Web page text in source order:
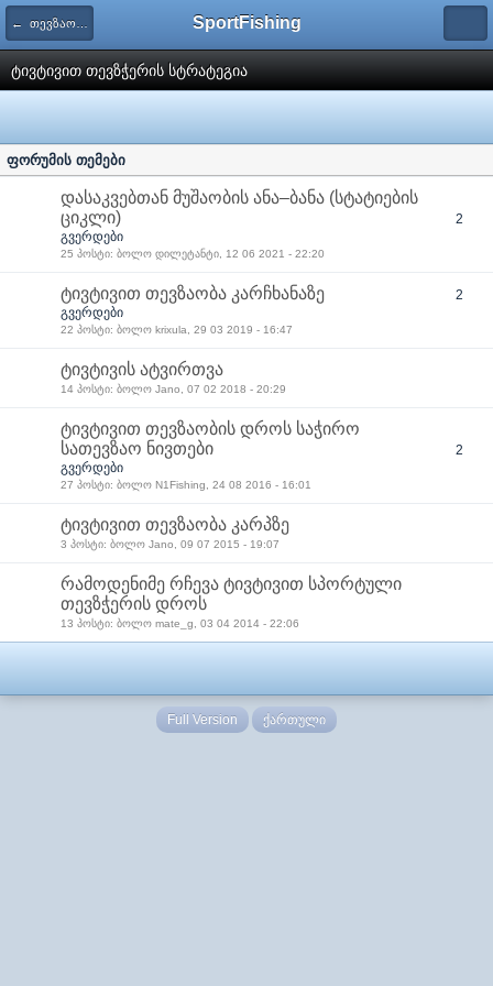
← თევზაობა ტივტივით Float Fishing SportFishing
ტივტივით თევზჭერის სტრატეგია
ფორუმის თემები
დასაკვებთან მუშაობის ანა–ბანა (სტატიების
ციკლი)
2
გვერდები
25 პოსტი: ბოლო დილეტანტი, 12 06 2021 - 22:20
ტივტივით თევზაობა კარჩხანაზე
2
გვერდები
22 პოსტი: ბოლო krixula, 29 03 2019 - 16:47
ტივტივის ატვირთვა
14 პოსტი: ბოლო Jano, 07 02 2018 - 20:29
ტივტივით თევზაობის დროს საჭირო
სათევზაო ნივთები
2
გვერდები
27 პოსტი: ბოლო N1Fishing, 24 08 2016 - 16:01
ტივტივით თევზაობა კარპზე
3 პოსტი: ბოლო Jano, 09 07 2015 - 19:07
რამოდენიმე რჩევა ტივტივით სპორტული
თევზჭერის დროს
13 პოსტი: ბოლო mate_g, 03 04 2014 - 22:06
Full Version ქართული